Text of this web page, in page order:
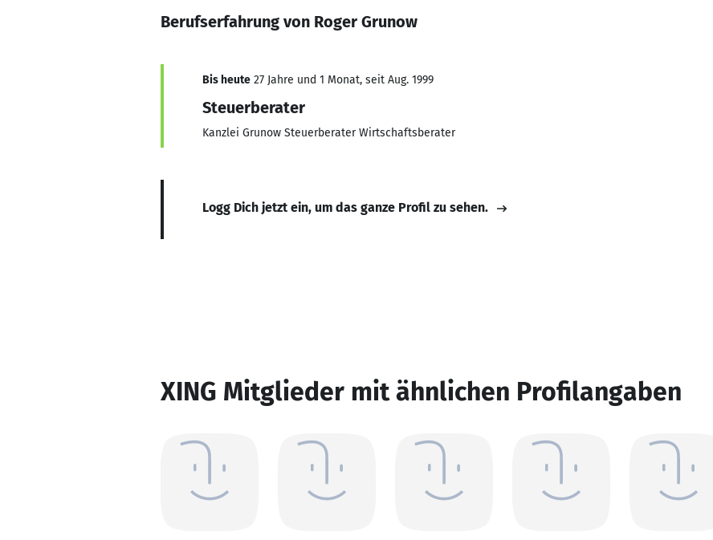
Berufserfahrung von Roger Grunow
Bis heute 27 Jahre und 1 Monat, seit Aug. 1999
Steuerberater
Kanzlei Grunow Steuerberater Wirtschaftsberater
Logg Dich jetzt ein, um das ganze Profil zu sehen.
XING Mitglieder mit ähnlichen Profilangaben